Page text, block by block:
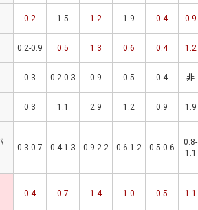
0.2 1.5 1.2 1.9 0.4 0.9
0.2-0.9 0.5 1.3 0.6 0.4 1.2
0.3 0.2-0.3 0.9 0.5 0.4 非
0.3 1.1 2.9 1.2 0.9 1.9
0.3-0.7 0.4-1.3 0.9-2.2 0.6-1.2 0.5-0.6
0.8-
1.1
0.4 0.7 1.4 1.0 0.5 1.1